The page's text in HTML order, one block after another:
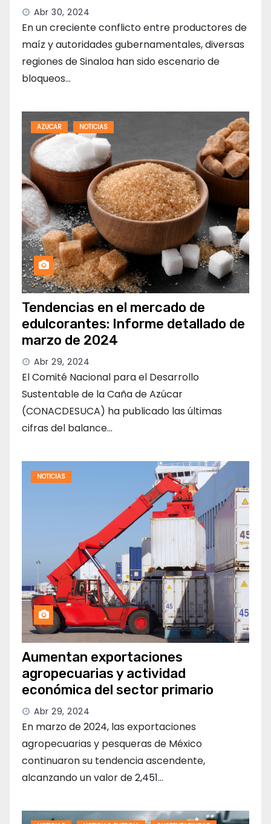
Abr 30, 2024
En un creciente conflicto entre productores de
maíz y autoridades gubernamentales, diversas
regiones de Sinaloa han sido escenario de
bloqueos…
AZUCAR NOTICIAS
Tendencias en el mercado de
edulcorantes: Informe detallado de
marzo de 2024
Abr 29, 2024
El Comité Nacional para el Desarrollo
Sustentable de la Caña de Azúcar
(CONACDESUCA) ha publicado las últimas
cifras del balance…
NOTICIAS
Aumentan exportaciones
agropecuarias y actividad
económica del sector primario
Abr 29, 2024
En marzo de 2024, las exportaciones
agropecuarias y pesqueras de México
continuaron su tendencia ascendente,
alcanzando un valor de 2,451…